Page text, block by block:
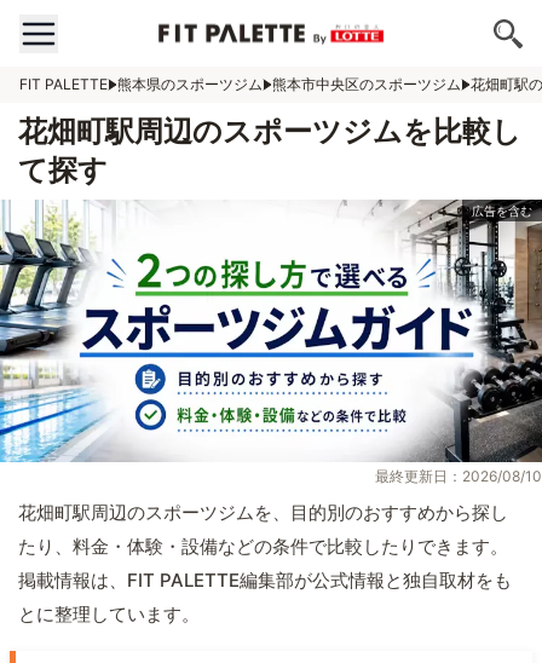
FIT PALETTE 熊本県のスポーツジム 熊本市中央区のスポーツジム 花畑町駅
花畑町駅周辺のスポーツジムを比較し
て探す
最終更新日：2026/08/10
花畑町駅周辺のスポーツジムを、目的別のおすすめから探し
たり、料金・体験・設備などの条件で比較したりできます。
掲載情報は、FIT PALETTE編集部が公式情報と独自取材をも
とに整理しています。